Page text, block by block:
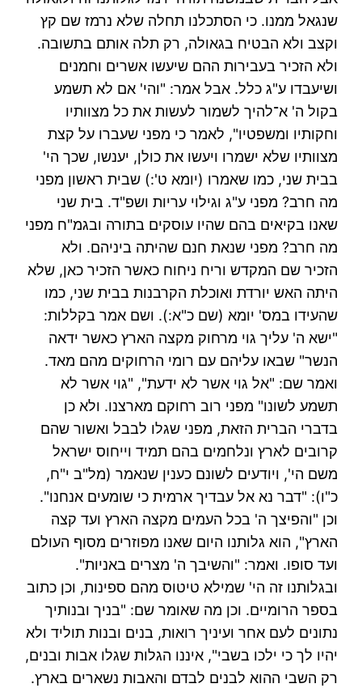
שנגאל ממנו. כי הסתכלנו תחלה שלא נרמז שם קץ
וקצב ולא הבטיח בגאולה, רק תלה אותם בתשובה.
ולא הזכיר בעבירות ההם שיעשו אשרים וחמנים
ושיעבדו ע"ג כלל. אבל אמר: "והי' אם לא תשמע
בקול ה' א־להיך לשמור לעשות את כל מצוותיו
וחקותיו ומשפטיו", לאמר כי מפני שעברו על קצת
מצוותיו שלא ישמרו ויעשו את כולן, יענשו, שכך הי'
בבית שני, כמו שאמרו (יומא ט':) שבית ראשון מפני
מה חרב? מפני ע"ג וגילוי עריות ושפ"ד. בית שני
שאנו בקיאים בהם שהיו עוסקים בתורה ובגמ"ח מפני
מה חרב? מפני שנאת חנם שהיתה ביניהם. ולא
הזכיר שם המקדש וריח ניחוח כאשר הזכיר כאן, שלא
היתה האש יורדת ואוכלת הקרבנות בבית שני, כמו
שהעידו במס' יומא (שם כ"א:). ושם אמר בקללות:
"ישא ה' עליך גוי מרחוק מקצה הארץ כאשר ידאה
הנשר" שבאו עליהם עם רומי הרחוקים מהם מאד.
ואמר שם: "אל גוי אשר לא ידעת", "גוי אשר לא
תשמע לשונו" מפני רוב רחוקם מארצנו. ולא כן
בדברי הברית הזאת, מפני שגלו לבבל ואשור שהם
קרובים לארץ ונלחמים בהם תמיד וייחוס ישראל
משם הי', ויודעים לשונם כענין שנאמר (מל"ב י"ח,
כ"ו): "דבר נא אל עבדיך ארמית כי שומעים אנחנו".
וכן "והפיצך ה' בכל העמים מקצה הארץ ועד קצה
הארץ", הוא גלותנו היום שאנו מפוזרים מסוף העולם
ועד סופו. ואמר: "והשיבך ה' מצרים באניות".
ובגלותנו זה הי' שמילא טיטוס מהם ספינות, וכן כתוב
בספר הרומיים. וכן מה שאומר שם: "בניך ובנותיך
נתונים לעם אחר ועיניך רואות, בנים ובנות תוליד ולא
יהיו לך כי ילכו בשבי", איננו הגלות שגלו אבות ובנים,
רק השבי ההוא לבנים לבדם והאבות נשארים בארץ.